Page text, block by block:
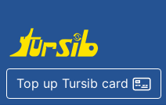
Top up Tursib card